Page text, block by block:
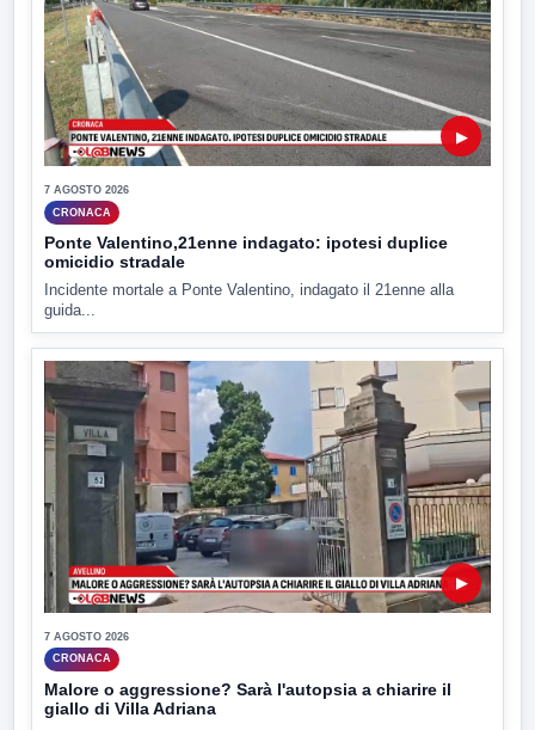
▶
7 AGOSTO 2026
CRONACA
Ponte Valentino,21enne indagato: ipotesi duplice
omicidio stradale
Incidente mortale a Ponte Valentino, indagato il 21enne alla
guida...
▶
7 AGOSTO 2026
CRONACA
Malore o aggressione? Sarà l'autopsia a chiarire il
giallo di Villa Adriana